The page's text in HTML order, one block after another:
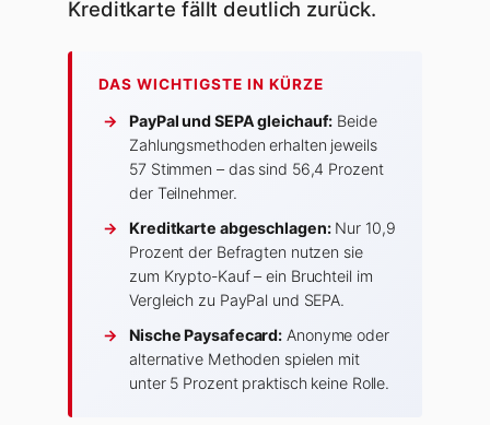
Kreditkarte fällt deutlich zurück.
DAS WICHTIGSTE IN KÜRZE
→ PayPal und SEPA gleichauf: Beide
Zahlungsmethoden erhalten jeweils
57 Stimmen – das sind 56,4 Prozent
der Teilnehmer.
→
Kreditkarte abgeschlagen:Nur 10,9
Prozent der Befragten nutzen sie
zum Krypto-Kauf – ein Bruchteil im
Vergleich zu PayPal und SEPA.
→
Nische Paysafecard: Anonyme oder
alternative Methoden spielen mit
unter 5 Prozent praktisch keine Rolle.